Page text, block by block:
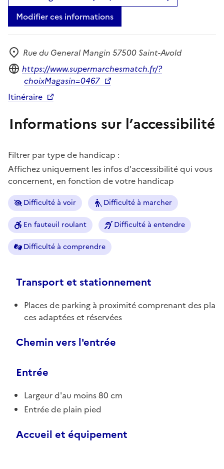
Modifier ces informations
Adresse
Rue du General Mangin 57500 Saint-Avold
Site internet
https://www.supermarchesmatch.fr/?
choixMagasin=0467
Itinéraire
Informations sur l’accessibilité
Filtrer par type de handicap :
Affichez uniquement les infos d'accessibilité qui vous
concernent, en fonction de votre handicap
Difficulté à voir Difficulté à marcher
En fauteuil roulant Difficulté à entendre
Difficulté à comprendre
Transport et stationnement
Places de parking à proximité comprenant des pla
ces adaptées et réservées
Chemin vers l'entrée
Entrée
Largeur d'au moins 80 cm
Entrée de plain pied
Accueil et équipement